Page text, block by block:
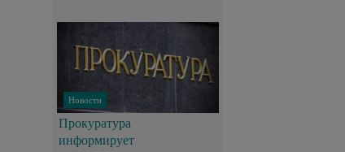
Новости
Прокуратура
информирует